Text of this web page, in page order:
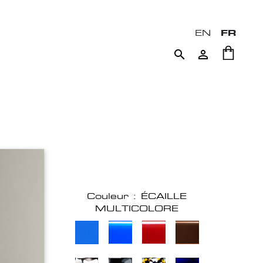
EN FR
 
Couleur : ÉCAILLE
MULTICOLORE